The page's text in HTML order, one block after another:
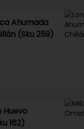
Ahumada
(Sku 259)
Huevo
162)